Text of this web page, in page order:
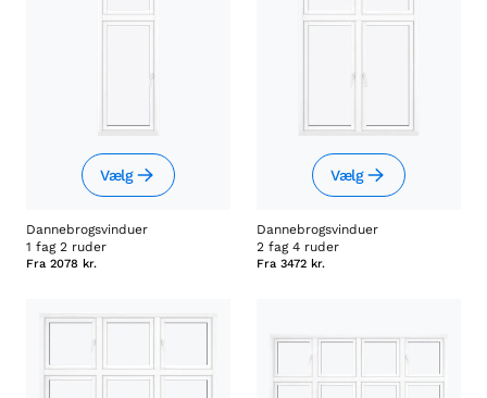
Vælg
Dannebrogsvinduer
1 fag 2 ruder
Fra 2078 kr.
Vælg
Dannebrogsvinduer
2 fag 4 ruder
Fra 3472 kr.